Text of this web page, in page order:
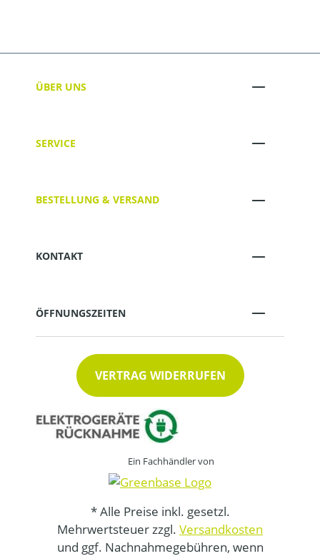
ÜBER UNS
SERVICE
BESTELLUNG & VERSAND
KONTAKT
ÖFFNUNGSZEITEN
VERTRAG WIDERRUFEN
Ein Fachhändler von
* Alle Preise inkl. gesetzl.
Mehrwertsteuer zzgl. Versandkosten
und ggf. Nachnahmegebühren, wenn